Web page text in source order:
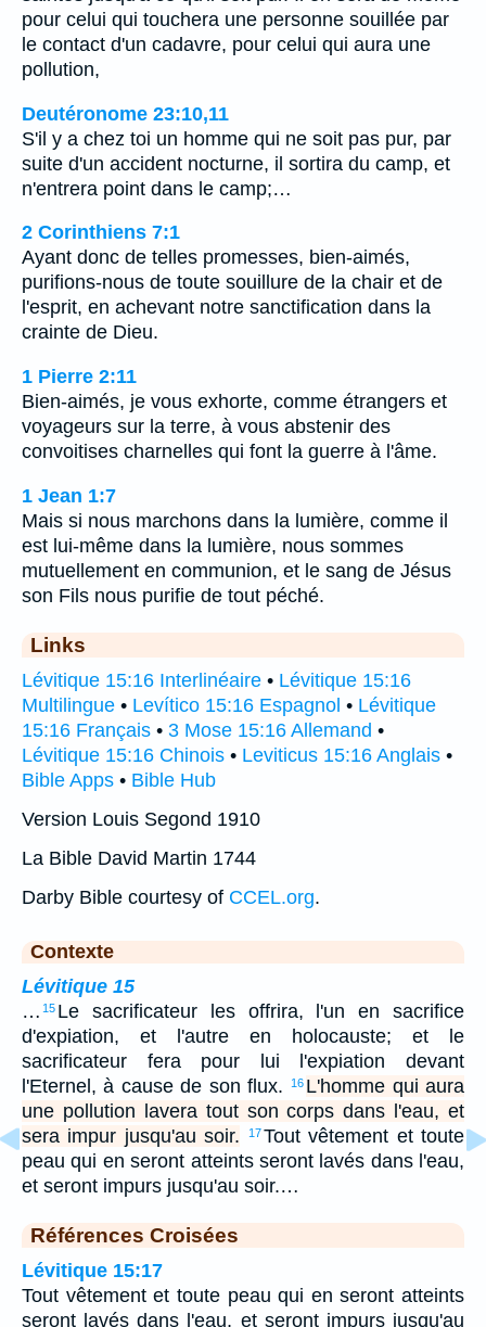
pour celui qui touchera une personne souillée par
le contact d'un cadavre, pour celui qui aura une
pollution,
Deutéronome 23:10,11
S'il y a chez toi un homme qui ne soit pas pur, par
suite d'un accident nocturne, il sortira du camp, et
n'entrera point dans le camp;…
2 Corinthiens 7:1
Ayant donc de telles promesses, bien-aimés,
purifions-nous de toute souillure de la chair et de
l'esprit, en achevant notre sanctification dans la
crainte de Dieu.
1 Pierre 2:11
Bien-aimés, je vous exhorte, comme étrangers et
voyageurs sur la terre, à vous abstenir des
convoitises charnelles qui font la guerre à l'âme.
1 Jean 1:7
Mais si nous marchons dans la lumière, comme il
est lui-même dans la lumière, nous sommes
mutuellement en communion, et le sang de Jésus
son Fils nous purifie de tout péché.
Links
Lévitique 15:16 Interlinéaire • Lévitique 15:16
Multilingue • Levítico 15:16 Espagnol • Lévitique
15:16 Français • 3 Mose 15:16 Allemand •
Lévitique 15:16 Chinois • Leviticus 15:16 Anglais •
Bible Apps • Bible Hub
Version Louis Segond 1910
La Bible David Martin 1744
Darby Bible courtesy of CCEL.org.
Contexte
Lévitique 15
… 15 Le sacrificateur les offrira, l'un en sacrifice
d'expiation, et l'autre en holocauste; et le
sacrificateur fera pour lui l'expiation devant
l'Eternel, à cause de son flux.
16 L'homme qui aura
une pollution lavera tout son corps dans l'eau, et
sera impur jusqu'au soir.
17Tout vêtement et toute
peau qui en seront atteints seront lavés dans l'eau,
et seront impurs jusqu'au soir.…
Références Croisées
Lévitique 15:17
Tout vêtement et toute peau qui en seront atteints
seront lavés dans l'eau, et seront impurs jusqu'au